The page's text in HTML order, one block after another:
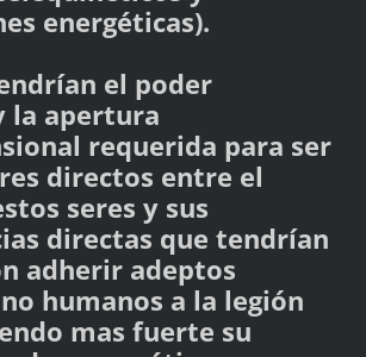
energéticas).
el poder
la apertura
requerida para ser
directos entre el
seres y sus
directas que tendrían
adherir adeptos
humanos a la legión
mas fuerte su